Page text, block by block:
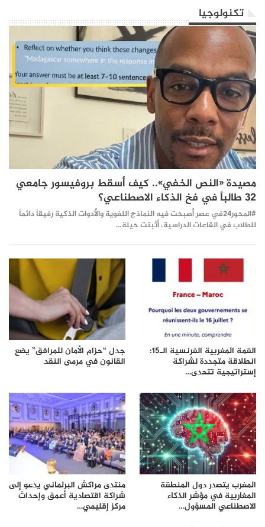
تكنولوجيا
مصيدة «النص الخفي».. كيف أسقط بروفيسور جامعي
32 طالباً في فخ الذكاء الاصطناعي؟
#المحور24 ​في عصر أصبحت فيه النماذج اللغوية والأدوات الذكية رفيقاً دائماً
للطلاب في القاعات الدراسية، أثبتت حيلة…
القمة المغربية الفرنسية الـ15:
انطلاقة متجددة لشراكة
إستراتيجية تتحدى…
جدل “حزام الأمان للمرافق” يضع
القانون في مرمى النقد
المغرب يتصدر دول المنطقة
المغاربية في مؤشر الذكاء
الاصطناعي المسؤول…
منتدى مراكش البرلماني يدعو إلى
شراكة اقتصادية أعمق وإحداث
مركز إقليمي…